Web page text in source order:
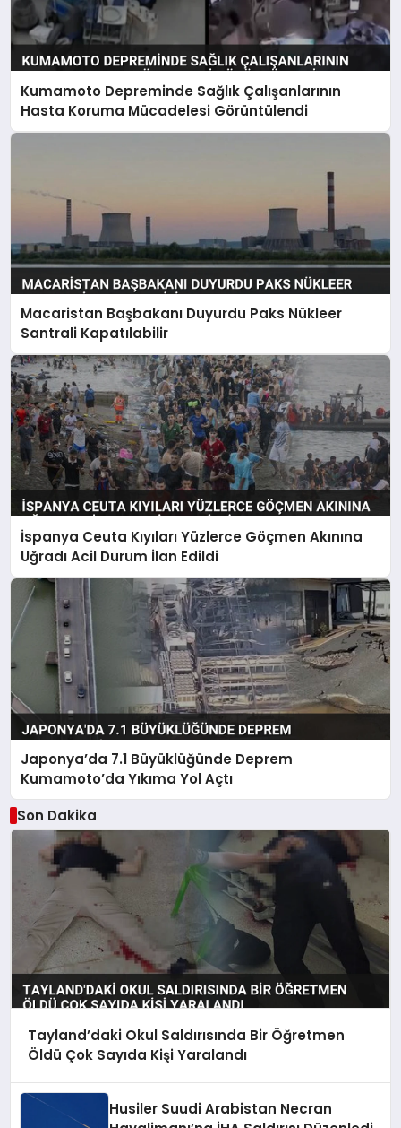
Kumamoto Depreminde Sağlık Çalışanlarının
Hasta Koruma Mücadelesi Görüntülendi
Macaristan Başbakanı Duyurdu Paks Nükleer
Santrali Kapatılabilir
İspanya Ceuta Kıyıları Yüzlerce Göçmen Akınına
Uğradı Acil Durum İlan Edildi
Japonya’da 7.1 Büyüklüğünde Deprem
Kumamoto’da Yıkıma Yol Açtı
Son Dakika
Tayland’daki Okul Saldırısında Bir Öğretmen
Öldü Çok Sayıda Kişi Yaralandı
Husiler Suudi Arabistan Necran